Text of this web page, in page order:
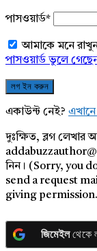
পাসওয়ার্ড*
আমাকে মনে
পাসওয়ার্ড ভুলে
একাউন্ট নেই?
দুঃক্ষিত, ব্লগ
নিন। (Sorry, you
send a request
giving
জিমেইলথেকে